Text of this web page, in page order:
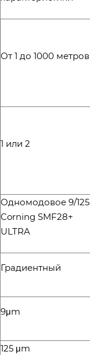
От 1 до 1000 метров
1 или 2
Одномодовое 9/125
Corning SMF28+
ULTRA
Градиентный
9μm
125 μm